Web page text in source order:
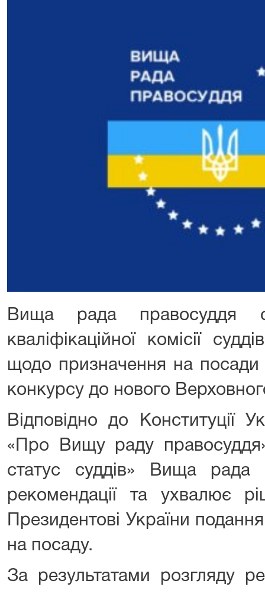
Вища рада правосуддя
кваліфікаційної комісії
щодо призначення на посади
конкурсу до нового
Відповідно до Конституції
«Про Вищу раду
статус суддів» Вища рада
рекомендації та ухвалює
Президентові України
на посаду.
За результатами розгляду